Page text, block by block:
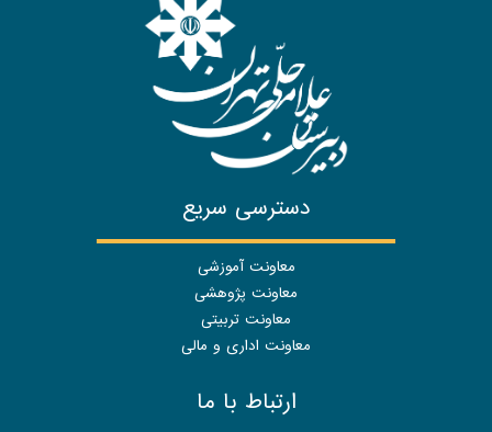
دسترسی سریع
معاونت آموزشی
معاونت پژوهشی
معاونت تربیتی
معاونت اداری و مالی
ارتباط با ما